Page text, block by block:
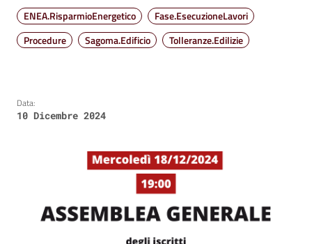
ENEA.RisparmioEnergetico
Fase.EsecuzioneLavori
Procedure
Sagoma.Edificio Tolleranze.Edilizie
Data:
10 Dicembre 2024